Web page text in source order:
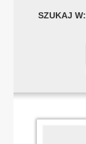
SZUKAJ W: